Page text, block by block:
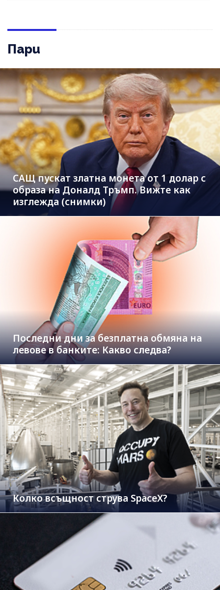
Пари
САЩ пускат златна монета от 1 долар с
образа на Доналд Тръмп. Вижте как
изглежда (снимки)
Последни дни за безплатна обмяна на
левове в банките: Какво следва?
Колко всъщност струва SpaceX?